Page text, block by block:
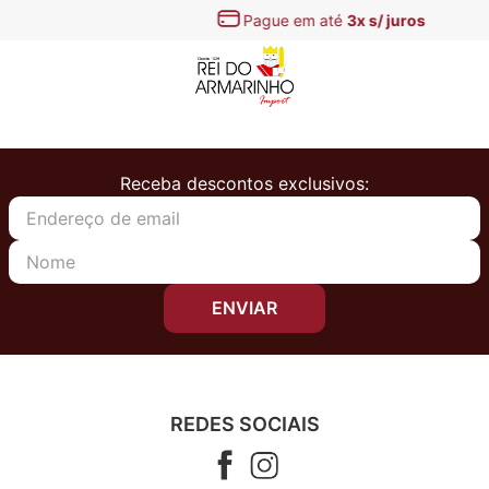
Pague em até3x s/ juros
Receba descontos exclusivos:
ENVIAR
REDES SOCIAIS